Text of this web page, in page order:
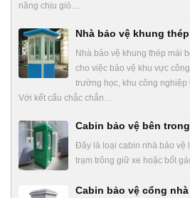
năng chịu gió…
Nhà bảo vệ khung
Nhà bảo vệ khung thép mái
cho việc bảo vệ khu vực
trường học, khu công
Với kết cấu chắc chắn…
Cabin bảo vệ bên
Đây là loại cabin nhà bảo vệ
trạm trông giữ xe hoặc bốt
Cabin bảo vệ cổng nhà